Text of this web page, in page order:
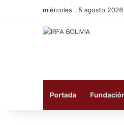
miércoles , 5 agosto 2026
Portada